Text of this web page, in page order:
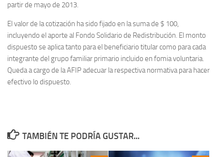
partir de mayo de 2013.
El valor de la cotización ha sido fijado en la suma de $ 100,
incluyendo el aporte al Fondo Solidario de Redistribución. El monto
dispuesto se aplica tanto para el beneficiario titular como para cada
integrante del grupo familiar primario incluido en fomia voluntaria.
Queda a cargo de la AFIP adecuar la respectiva normativa para hacer
efectivo lo dispuesto.
TAMBIÉN TE PODRÍA GUSTAR...